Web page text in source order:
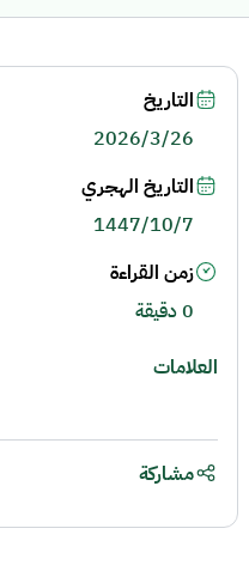
التاريخ
2026/3/26
التاريخ الهجري
1447/10/7
زمن القراءة
0 دقيقة
العلامات
مشاركة